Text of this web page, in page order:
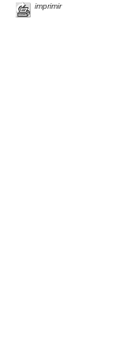
imprimir